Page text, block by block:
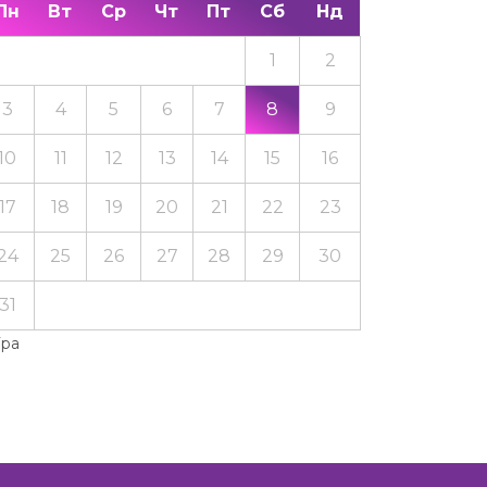
Вт Ср Чт Пт Сб Нд
1 2
3 4 5 6 7 8 9
11 12 13 14 15 16
18 19 20 21 22 23
25 26 27 28 29 30